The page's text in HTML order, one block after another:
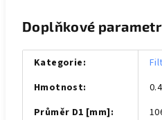
Doplňkové
Kategorie:
Hmotnost:
Průměr D1 [mm]: